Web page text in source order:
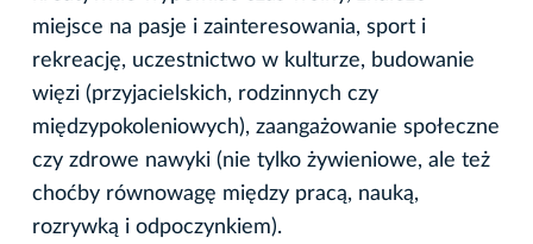
miejsce na pasje i zainteresowania, sport i
rekreację, uczestnictwo w kulturze, budowanie
więzi (przyjacielskich, rodzinnych czy
międzypokoleniowych), zaangażowanie społeczne
czy zdrowe nawyki (nie tylko żywieniowe, ale też
choćby równowagę między pracą, nauką,
rozrywką i odpoczynkiem).